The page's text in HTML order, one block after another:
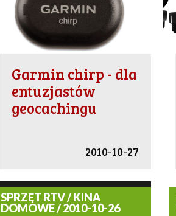
Garmin chirp - dla
entuzjastów
geocachingu
2010-10-27
SPRZĘT RTV / KINA
DOMOWE / 2010-10-26